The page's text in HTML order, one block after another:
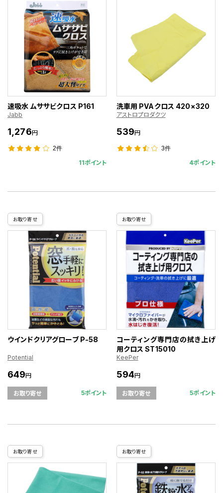
速吸水 ムササビクロス P161
Jabb
1,276円
2件
11ポイント
洗車用 PVAクロス 420×320
アストロプロダクツ
539円
3件
4ポイント
お取り寄せ
ウインドクリアグローブ P-58
Potential
649円
お取り寄せ 5ポイント
お取り寄せ
コーティング専門店の拭き上げ
用クロス ST15010
KeePer
594円
お取り寄せ 5ポイント
お取り寄せ お取り寄せ